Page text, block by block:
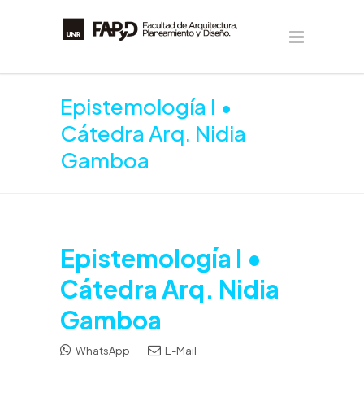
Epistemología I •
Cátedra Arq. Nidia
Gamboa
Epistemología I •
Cátedra Arq. Nidia
Gamboa
WhatsApp E-Mail